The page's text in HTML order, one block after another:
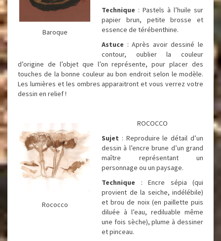
Baroque
Technique : Pastels à l’huile sur
papier brun, petite brosse et
essence de térébenthine.
Astuce : Après avoir dessiné le
contour, oublier la couleur
d’origine de l’objet que l’on représente, pour placer des
touches de la bonne couleur au bon endroit selon le modèle.
Les lumières et les ombres apparaitront et vous verrez votre
dessin en relief !
Rococco
ROCOCCO
Sujet : Reproduire le détail d’un
dessin à l’encre brune d’un grand
maître représentant un
personnage ou un paysage.
Technique : Encre sépia (qui
provient de la seiche, indélébile)
et brou de noix (en paillette puis
diluée à l’eau, rediluable même
une fois sèche), plume à dessiner
et pinceau.